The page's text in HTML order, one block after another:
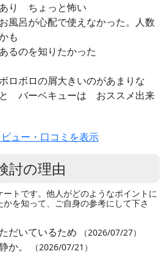
り ちょっと怖い
風呂が心配で使えなかった。人数
も
るのを知りたかった
ロボロの屑大きいのがあまりな
バーベキューは おススメ出来
ュー・口コミを表示
討の理由
トです。他人がどのようなポイントに
を知って、ご自身の参考にして下さ
だいているため （2026/07/27）
か。 （2026/07/21）